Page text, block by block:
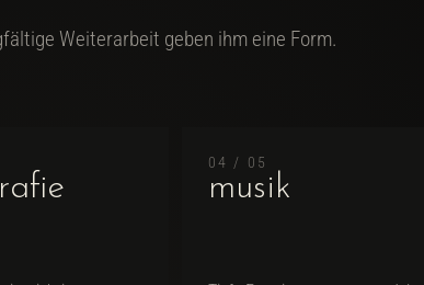
Weiterarbeit geben ihm eine Form.
04 / 05
musik